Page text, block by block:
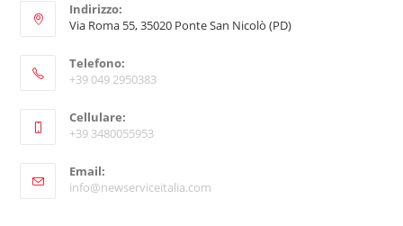
Indirizzo:
Via Roma 55, 35020 Ponte San Nicolò (PD)
Telefono:
+39 049 2950383
in
your
application
Cellulare:
+39 3480055953
in
your
Email:
info@newserviceitalia.com